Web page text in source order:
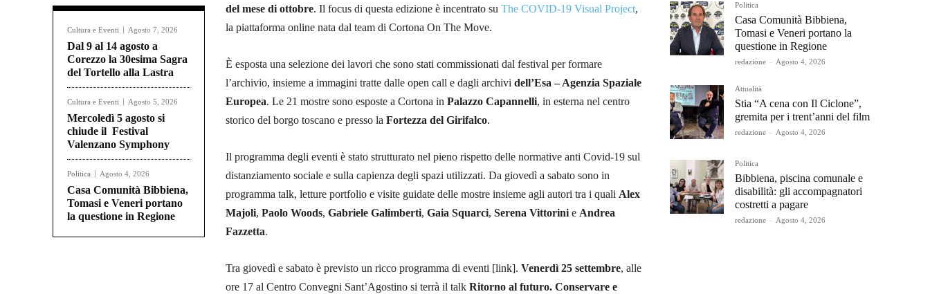
Cultura e Eventi Agosto 7, 2026
Dal 9 al 14 agosto a
Corezzo la 30esima Sagra
del Tortello alla Lastra
Cultura e Eventi Agosto 5, 2026
Mercoledì 5 agosto si
chiude il Festival
Valenzano Symphony
Politica Agosto 4, 2026
Casa Comunità Bibbiena,
Tomasi e Veneri portano
la questione in Regione
del mese di ottobre. Il focus di questa edizione è incentrato su The COVID-19 Visual Project,
la piattaforma online nata dal team di Cortona On The Move.
È esposta una selezione dei lavori che sono stati commissionati dal festival per formare
l’archivio, insieme a immagini tratte dalle open call e dagli archivi dell’Esa – Agenzia Spaziale
Europea. Le 21 mostre sono esposte a Cortona in Palazzo Capannelli, in esterna nel centro
storico del borgo toscano e presso la Fortezza del Girifalco.
Il programma degli eventi è stato strutturato nel pieno rispetto delle normative anti Covid-19 sul
distanziamento sociale e sulla capienza degli spazi utilizzati. Da giovedì a sabato sono in
programma talk, letture portfolio e visite guidate delle mostre insieme agli autori tra i quali Alex
Majoli, Paolo Woods, Gabriele Galimberti, Gaia Squarci, Serena Vittorini e Andrea
Fazzetta.
Tra giovedì e sabato è previsto un ricco programma di eventi [link]. Venerdì 25 settembre, alle
ore 17 al Centro Convegni Sant’Agostino si terrà il talk Ritorno al futuro. Conservare e
Politica
Casa Comunità Bibbiena,
Tomasi e Veneri portano la
questione in Regione
redazione - Agosto 4, 2026
Attualità
Stia “A cena con Il Ciclone”,
gremita per i trent’anni del film
redazione - Agosto 4, 2026
Politica
Bibbiena, piscina comunale e
disabilità: gli accompagnatori
costretti a pagare
redazione - Agosto 4, 2026